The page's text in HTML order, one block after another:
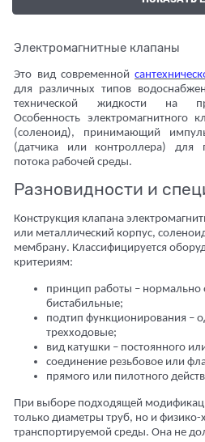
Электромагнитные клапаны
Это вид современной
для различных типов
технической жидкости на
Особенность электромагнитного
(соленоид), принимающий
(датчика или контроллера) для
потока рабочей среды.
Разновидности и
Конструкция клапана
или металлический корпус,
мембрану. Классифицируется
критериям:
принцип работы – нормально
бистабильные;
подтип функционирования –
трехходовые;
вид катушки – постоянного
соединение резьбовое или
прямого или пилотного
При выборе подходящей
только диаметры труб, но и
транспортируемой среды. Она не